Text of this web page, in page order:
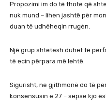
Propozimi im do të thotë që
nuk mund – lihen jashtë për
duan të udhëheqin rrugën.
Një grup shtetesh duhet të
të ecin përpara më lehtë.
Sigurisht, ne gjithmonë do të
konsensusin e 27 – sepse kjo